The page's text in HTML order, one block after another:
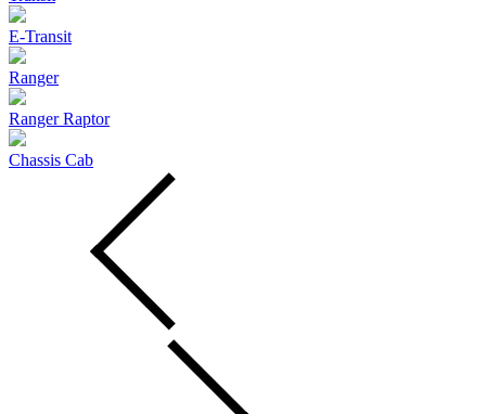
E-Transit
Ranger
Ranger Raptor
Chassis Cab